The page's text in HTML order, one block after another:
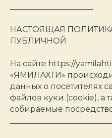
_____________________.
НАСТОЯЩАЯ
ПУБЛИЧНОЙ
На сайте https://
«ЯМИЛАХТИ»
данных о посетителях
файлов куки (cookie), а
собираемые